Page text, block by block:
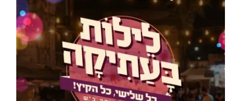
עוד מומחים >
הסעות בדרום 2026: כך
מתכננים נסיעה קבוצתית
מושלמת לנגב, לאילת ולים
המלח